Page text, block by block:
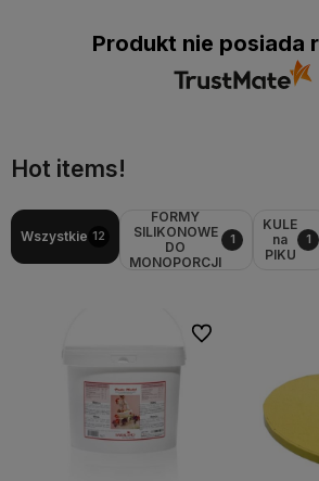
Produkt nie posiada
Hot items!
Wszystkie 12
FORMY
SILIKONOWE
DO
MONOPORCJI
1
KULE
na
PIKU
1
Do ulubionych